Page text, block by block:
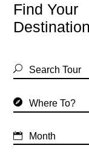
Find Your
Destination